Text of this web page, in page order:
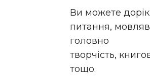
Ви можете
питання,
головно
творчість,
тощо.